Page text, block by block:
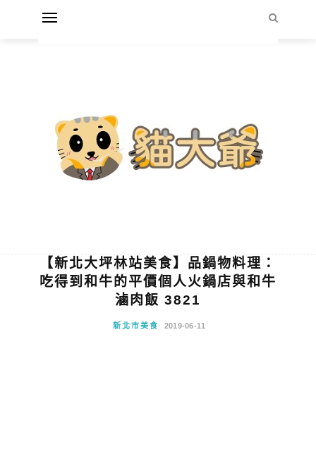
【新北大坪林站美食】品鍋物料理：
吃得到和牛的平價個人火鍋店與和牛
滷肉飯 3821
新北市美食 2019-06-11